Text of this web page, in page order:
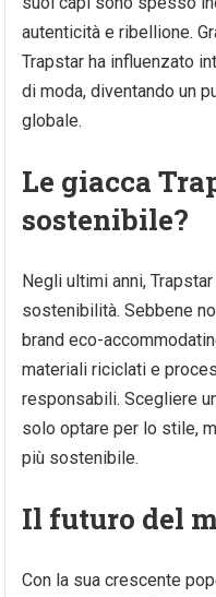
autenticità e ribellione.
Trapstar ha influenzato
di moda, diventando un
globale.
Le giacca
sostenibile?
Negli ultimi anni,
sostenibilità. Sebbene
brand eco-
materiali riciclati e
responsabili. Scegliere
solo optare per lo stile,
più sostenibile.
Il futuro del
Con la sua crescente